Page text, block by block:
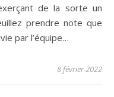
de la sorte un
prendre note que
par l’équipe…
8 février 2022